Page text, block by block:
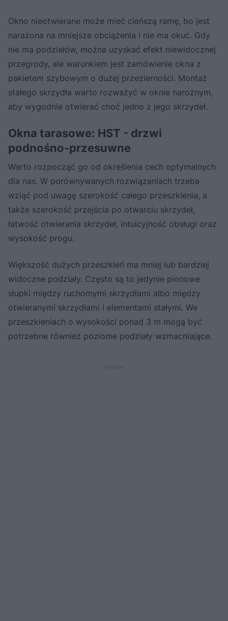
Okno nieotwierane może mieć cieńszą ramę, bo jest
narażona na mniejsze obciążenia i nie ma okuć. Gdy
nie ma podziałów, można uzyskać efekt niewidocznej
przegrody, ale warunkiem jest zamówienie okna z
pakietem szybowym o dużej przezierności. Montaż
stałego skrzydła warto rozważyć w oknie narożnym,
aby wygodnie otwierać choć jedno z jego skrzydeł.
Okna tarasowe: HST - drzwi
podnośno-przesuwne
Warto rozpocząć go od określenia cech optymalnych
dla nas. W porównywanych rozwiązaniach trzeba
wziąć pod uwagę szerokość całego przeszklenia, a
także szerokość przejścia po otwarciu skrzydeł,
łatwość otwierania skrzydeł, intuicyjność obsługi oraz
wysokość progu.
Większość dużych przeszkleń ma mniej lub bardziej
widoczne podziały. Często są to jedynie pionowe
słupki między ruchomymi skrzydłami albo między
otwieranymi skrzydłami i elementami stałymi. We
przeszkleniach o wysokości ponad 3 m mogą być
potrzebne również poziome podziały wzmacniające.